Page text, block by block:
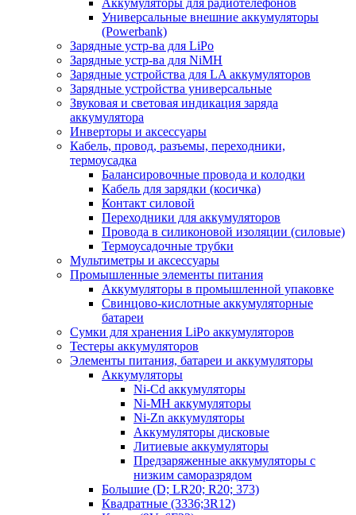
Аккумуляторы для радиотелефонов
Универсальные внешние аккумуляторы
(Powerbank)
Зарядные устр-ва для LiPo
Зарядные устр-ва для NiMH
Зарядные устройства для LA аккумуляторов
Зарядные устройства универсальные
Звуковая и световая индикация заряда
аккумулятора
Инверторы и аксессуары
Кабель, провод, разъемы, переходники,
термоусадка
Балансировочные провода и колодки
Кабель для зарядки (косичка)
Контакт силовой
Переходники для аккумуляторов
Провода в силиконовой изоляции (силовые)
Термоусадочные трубки
Мультиметры и аксессуары
Промышленные элементы питания
Аккумуляторы в промышленной упаковке
Свинцово-кислотные аккумуляторные
батареи
Сумки для хранения LiPo аккумуляторов
Тестеры аккумуляторов
Элементы питания, батареи и аккумуляторы
Аккумуляторы
Ni-Cd аккумуляторы
Ni-MH аккумуляторы
Ni-Zn аккумуляторы
Аккумуляторы дисковые
Литиевые аккумуляторы
Предзаряженные аккумуляторы с
низким саморазрядом
Большие (D; LR20; R20; 373)
Квадратные (3336;3R12)